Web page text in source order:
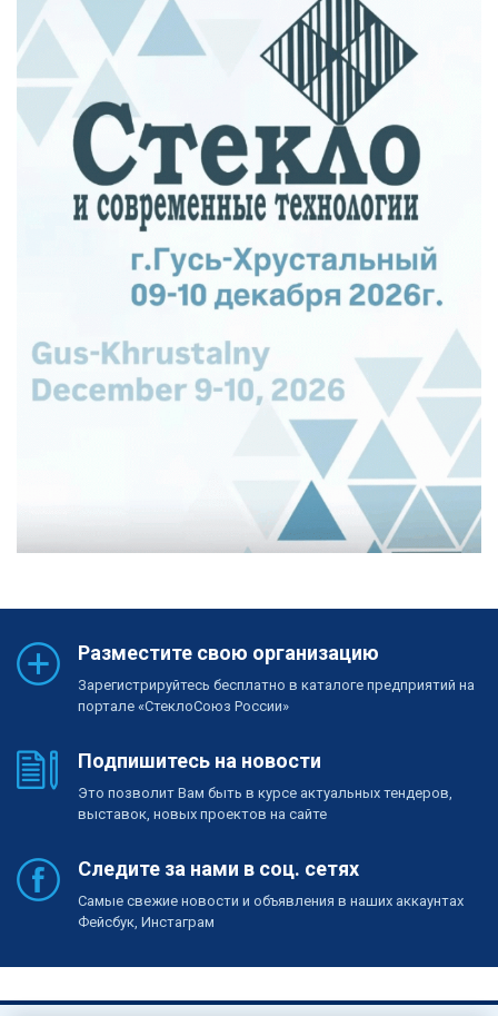
Разместите свою организацию
Зарегистрируйтесь бесплатно в каталоге предприятий на
портале «СтеклоСоюз России»
Подпишитесь на новости
Это позволит Вам быть в курсе актуальных тендеров,
выставок, новых проектов на сайте
Следите за нами в соц. сетях
Самые свежие новости и объявления в наших аккаунтах
Фейсбук, Инстаграм